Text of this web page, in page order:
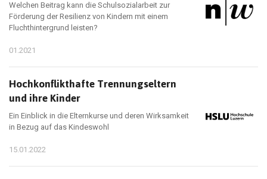
Welchen Beitrag kann die Schulsozialarbeit zur
Förderung der Resilienz von Kindern mit einem
Fluchthintergrund leisten?
01.2021
Hochkonflikthafte Trennungseltern
und ihre Kinder
Ein Einblick in die Elternkurse und deren Wirksamkeit
in Bezug auf das Kindeswohl
15.01.2022